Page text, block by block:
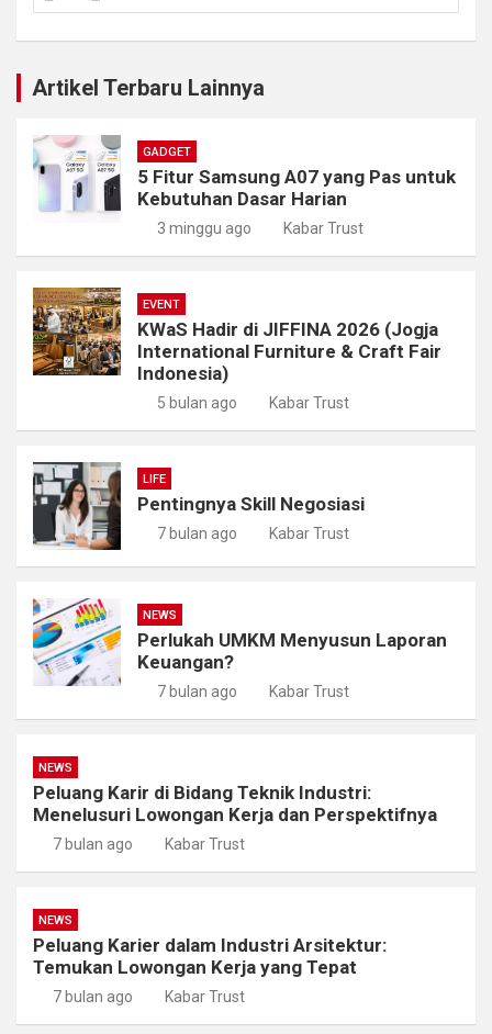
Artikel Terbaru Lainnya
GADGET
5 Fitur Samsung A07 yang Pas untuk
Kebutuhan Dasar Harian
3 minggu ago Kabar Trust
EVENT
KWaS Hadir di JIFFINA 2026 (Jogja
International Furniture & Craft Fair
Indonesia)
5 bulan ago Kabar Trust
LIFE
Pentingnya Skill Negosiasi
7 bulan ago Kabar Trust
NEWS
Perlukah UMKM Menyusun Laporan
Keuangan?
7 bulan ago Kabar Trust
NEWS
Peluang Karir di Bidang Teknik Industri:
Menelusuri Lowongan Kerja dan Perspektifnya
7 bulan ago Kabar Trust
NEWS
Peluang Karier dalam Industri Arsitektur:
Temukan Lowongan Kerja yang Tepat
7 bulan ago Kabar Trust